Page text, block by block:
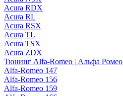
Acura RDX
Acura RL
Acura RSX
Acura TL
Acura TSX
Acura ZDX
Тюнинг Alfa-Romeo | Альфа Ромео
Alfa-Romeo 147
Alfa-Romeo 156
Alfa-Romeo 159